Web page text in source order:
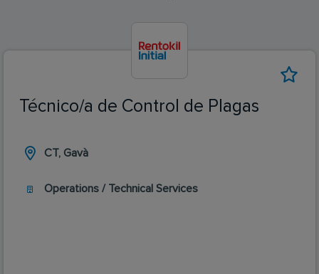
Técnico/a de Control de Plagas
CT, Gavà
Operations / Technical Services